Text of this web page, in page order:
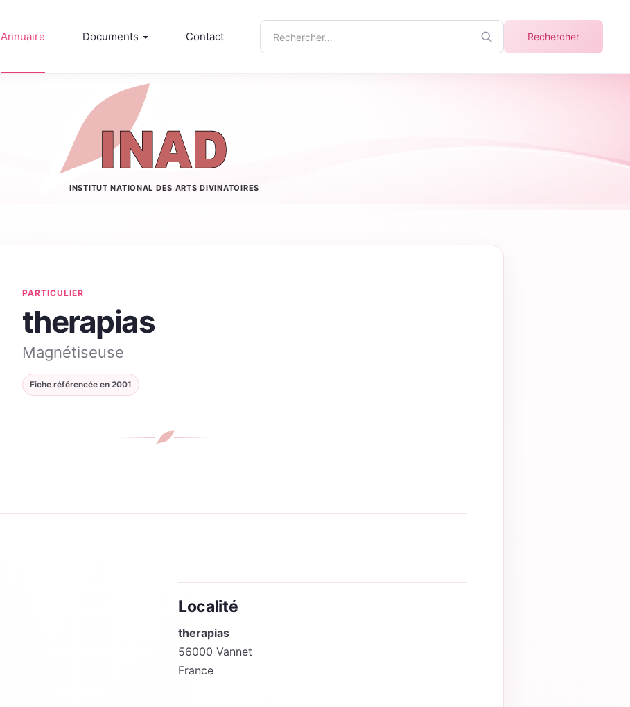
Annuaire Documents Contact
sur
Rechercher
INSTITUT NATIONAL DES ARTS DIVINATOIRES
PARTICULIER
therapias
Magnétiseuse
Fiche référencée en 2001
Localité
therapias
56000 Vannet
France